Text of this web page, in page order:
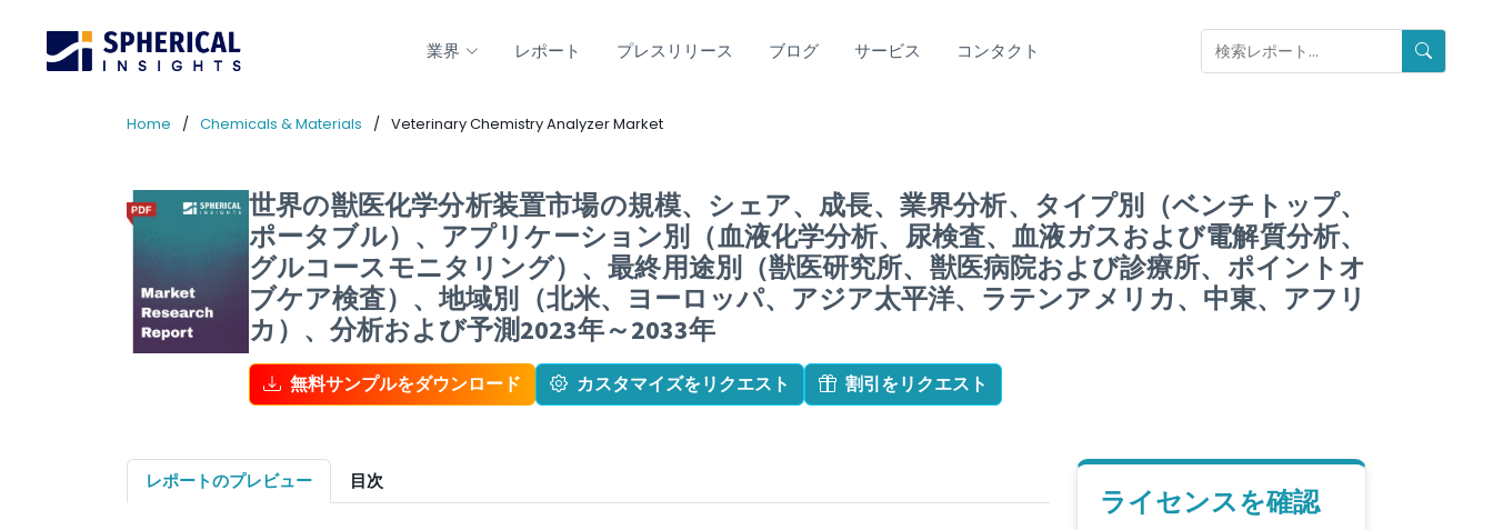
業界 レポート プレスリリース ブログ サービス コンタクト
Home Chemicals & Materials Veterinary Chemistry Analyzer Market
世界の獣医化学分析装置市場の規模、シェア、成長、業界分析、タイプ別（ベンチトップ、
ポータブル）、アプリケーション別（血液化学分析、尿検査、血液ガスおよび電解質分析、
グルコースモニタリング）、最終用途別（獣医研究所、獣医病院および診療所、ポイントオ
ブケア検査）、地域別（北米、ヨーロッパ、アジア太平洋、ラテンアメリカ、中東、アフリ
カ）、分析および予測2023年～2033年
無料サンプルをダウンロード カスタマイズをリクエスト 割引をリクエスト
レポートのプレビュー 目次
ライセンスを確認